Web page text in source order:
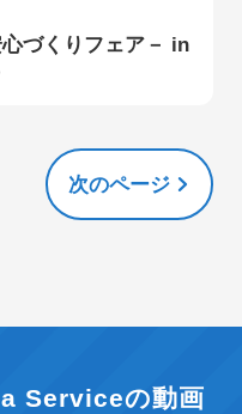
づくりフェア－ in
次のページ
Serviceの動画